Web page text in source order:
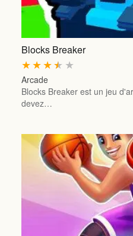
Blocks Breaker
★
★
★
★
★
Arcade
Blocks Breaker est un jeu
devez…